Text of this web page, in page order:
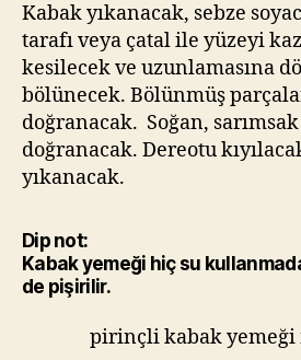
Kabak yıkanacak, sebze
tarafı veya çatal ile yüzeyi
kesilecek ve uzunlamasına
bölünecek. Bölünmüş
doğranacak. Soğan,
doğranacak. Dereotu
yıkanacak.
Dip not:
Kabak yemeği hiç su
de pişirilir.
pirinçli kabak yemeği